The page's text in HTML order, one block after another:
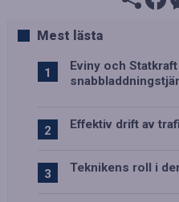
Mest lästa
Eviny och
Effektiv drift av
Teknikens roll i